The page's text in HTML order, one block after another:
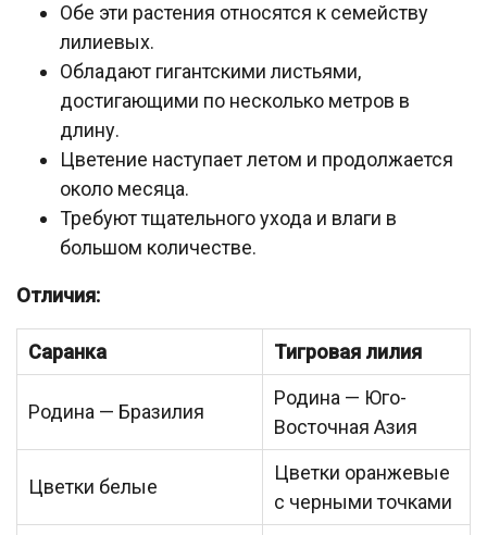
Обе эти растения относятся к семейству
лилиевых.
Обладают гигантскими листьями,
достигающими по несколько метров в
длину.
Цветение наступает летом и продолжается
около месяца.
Требуют тщательного ухода и влаги в
большом количестве.
Отличия:
Саранка Тигровая лилия
Родина — Бразилия
Родина — Юго-
Восточная Азия
Цветки белые
Цветки оранжевые
с черными точками